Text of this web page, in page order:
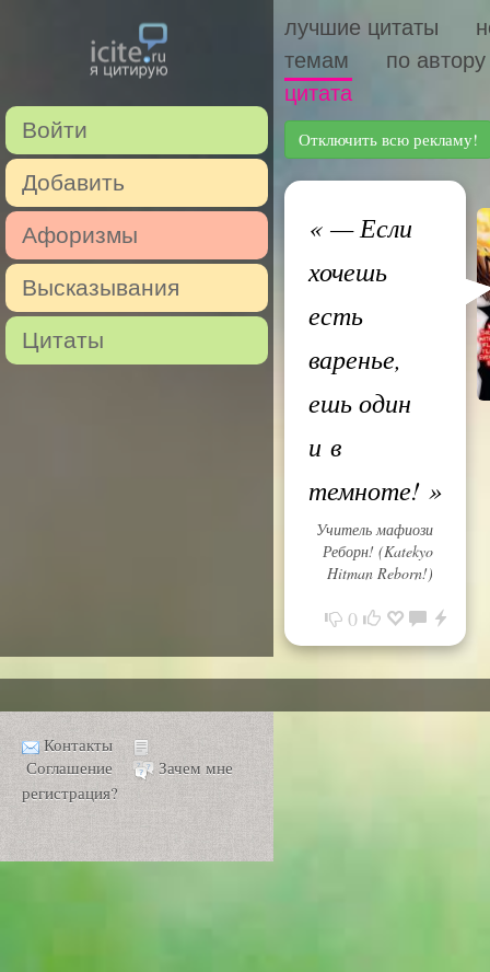
Войти
Добавить
Афоризмы
Высказывания
Цитаты
лучшие цитаты
темам
по автору
цитата
Отключить всю рекламу!
«— Если
хочешь
есть
варенье,
ешь один
и в
темноте! »
Учитель мафиози
Реборн! (Katekyo
Hitman Reborn!)
0
Контакты
Соглашение
Зачем мне
регистрация?